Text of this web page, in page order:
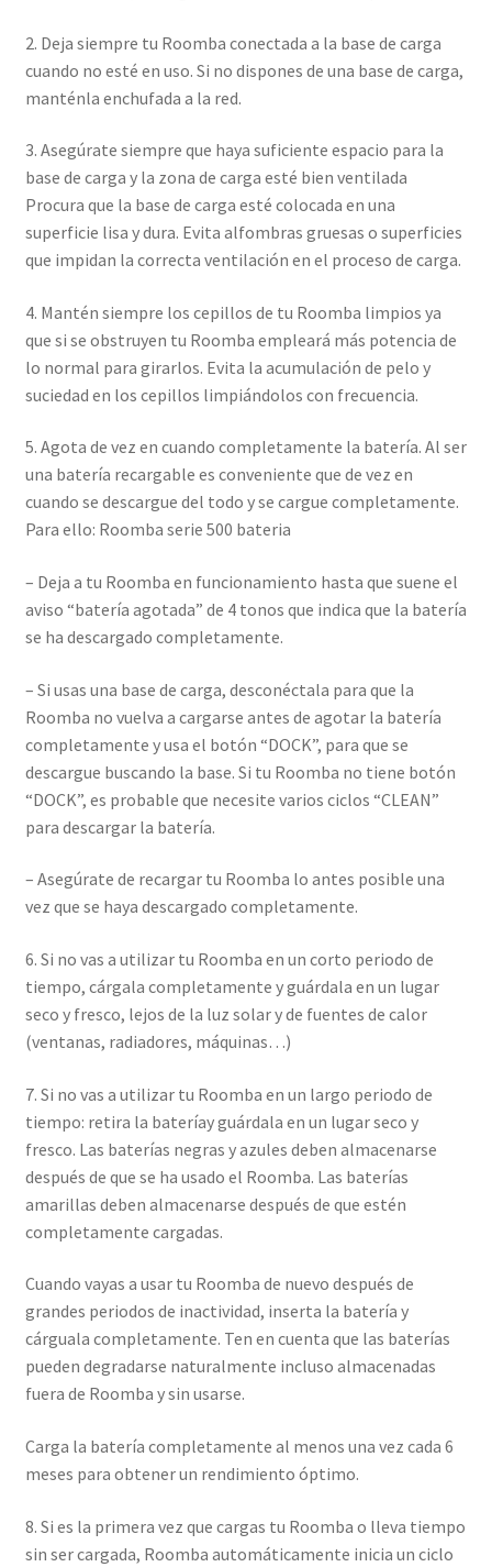
2. Deja siempre tu Roomba conectada a la base de carga
cuando no esté en uso. Si no dispones de una base de carga,
manténla enchufada a la red.
3. Asegúrate siempre que haya suficiente espacio para la
base de carga y la zona de carga esté bien ventilada
Procura que la base de carga esté colocada en una
superficie lisa y dura. Evita alfombras gruesas o superficies
que impidan la correcta ventilación en el proceso de carga.
4. Mantén siempre los cepillos de tu Roomba limpios ya
que si se obstruyen tu Roomba empleará más potencia de
lo normal para girarlos. Evita la acumulación de pelo y
suciedad en los cepillos limpiándolos con frecuencia.
5. Agota de vez en cuando completamente la batería. Al ser
una batería recargable es conveniente que de vez en
cuando se descargue del todo y se cargue completamente.
Para ello: Roomba serie 500 bateria
– Deja a tu Roomba en funcionamiento hasta que suene el
aviso “batería agotada” de 4 tonos que indica que la batería
se ha descargado completamente.
– Si usas una base de carga, desconéctala para que la
Roomba no vuelva a cargarse antes de agotar la batería
completamente y usa el botón “DOCK”, para que se
descargue buscando la base. Si tu Roomba no tiene botón
“DOCK”, es probable que necesite varios ciclos “CLEAN”
para descargar la batería.
– Asegúrate de recargar tu Roomba lo antes posible una
vez que se haya descargado completamente.
6. Si no vas a utilizar tu Roomba en un corto periodo de
tiempo, cárgala completamente y guárdala en un lugar
seco y fresco, lejos de la luz solar y de fuentes de calor
(ventanas, radiadores, máquinas…)
7. Si no vas a utilizar tu Roomba en un largo periodo de
tiempo: retira la bateríay guárdala en un lugar seco y
fresco. Las baterías negras y azules deben almacenarse
después de que se ha usado el Roomba. Las baterías
amarillas deben almacenarse después de que estén
completamente cargadas.
Cuando vayas a usar tu Roomba de nuevo después de
grandes periodos de inactividad, inserta la batería y
cárguala completamente. Ten en cuenta que las baterías
pueden degradarse naturalmente incluso almacenadas
fuera de Roomba y sin usarse.
Carga la batería completamente al menos una vez cada 6
meses para obtener un rendimiento óptimo.
8. Si es la primera vez que cargas tu Roomba o lleva tiempo
sin ser cargada, Roomba automáticamente inicia un ciclo